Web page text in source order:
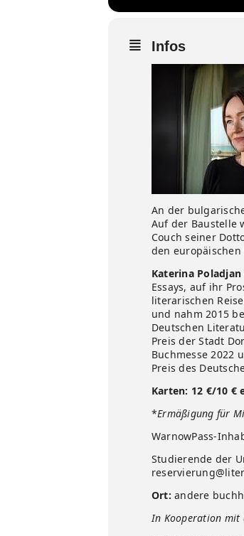
Infos
An der
Auf der Baustelle
Couch seiner
den
Katerina Poladjan
Essays, auf ihr
literarischen
und nahm 2015
Deutschen
Preis der Stadt
Buchmesse 2022
Preis des
Karten: 12 €/10 €
*Ermäßigung für
WarnowPass-
Studierende der
Ort: andere
In Kooperation mit